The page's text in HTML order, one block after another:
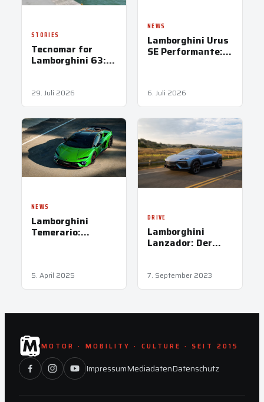
STORIES
Tecnomar for
Lamborghini 63:
29. Juli 2026
NEWS
Lamborghini Urus
SE Performante:
6. Juli 2026
NEWS
Lamborghini
Temerario:
5. April 2025
DRIVE
Lamborghini
Lanzador: Der
7. September 2023
MOTOR · MOBILITY · CULTURE · SEIT 2015
ImpressumMediadatenDatenschutz